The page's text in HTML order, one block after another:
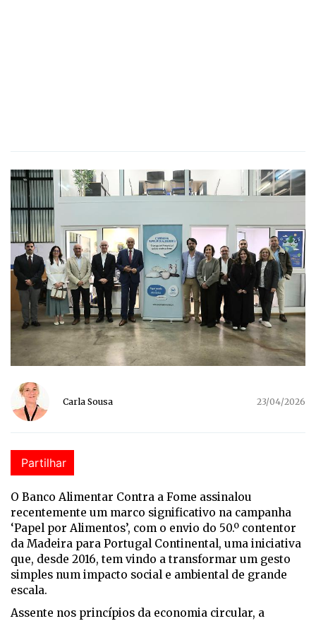
Carla Sousa 23/04/2026
Partilhar
O Banco Alimentar Contra a Fome assinalou
recentemente um marco significativo na campanha
‘Papel por Alimentos’, com o envio do 50.º contentor
da Madeira para Portugal Continental, uma iniciativa
que, desde 2016, tem vindo a transformar um gesto
simples num impacto social e ambiental de grande
escala.
Assente nos princípios da economia circular, a